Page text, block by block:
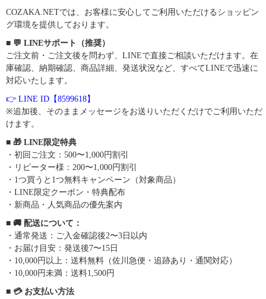
COZAKA.NETでは、お客様に安心してご利用いただけるショッピン
グ環境を提供しております。
■ 💬 LINEサポート（推奨）
ご注文前・ご注文後を問わず、LINEで直接ご相談いただけます。在
庫確認、納期確認、商品詳細、発送状況など、すべてLINEで迅速に
対応いたします。
👉 LINE ID【8599618】
※追加後、そのままメッセージをお送りいただくだけでご利用いただ
けます。
■ 🎁 LINE限定特典
・初回ご注文：500〜1,000円割引
・リピーター様：200〜1,000円割引
・1つ買うと1つ無料キャンペーン（対象商品）
・LINE限定クーポン・特典配布
・新商品・人気商品の優先案内
■ 🚚 配送について：
・通常発送：ご入金確認後2〜3日以内
・お届け目安：発送後7〜15日
・10,000円以上：送料無料（佐川急便・追跡あり・通関対応）
・10,000円未満：送料1,500円
■ 💳 お支払い方法